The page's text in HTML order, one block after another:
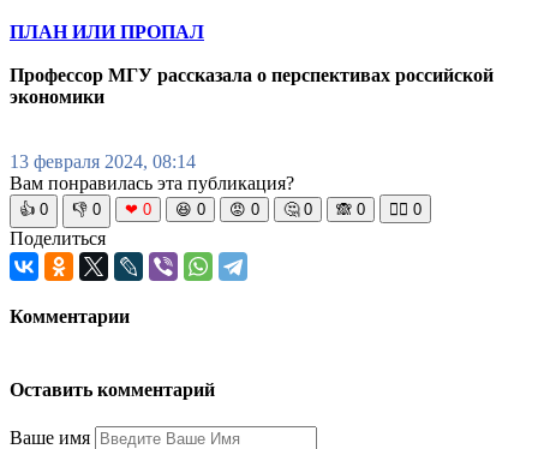
ПЛАН ИЛИ ПРОПАЛ
Профессор МГУ рассказала о перспективах российской
экономики
13 февраля 2024, 08:14
Вам понравилась эта публикация?
👍 0 👎 0 ❤ 0 😆 0 😡 0 🤔 0 🙈 0 🧘‍♀️ 0
Поделиться
Комментарии
Оставить комментарий
Ваше имя